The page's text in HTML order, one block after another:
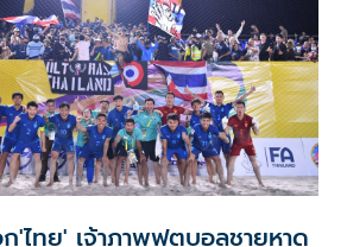
ก'ไทย' เจ้าภาพฟุตบอลชายหาด